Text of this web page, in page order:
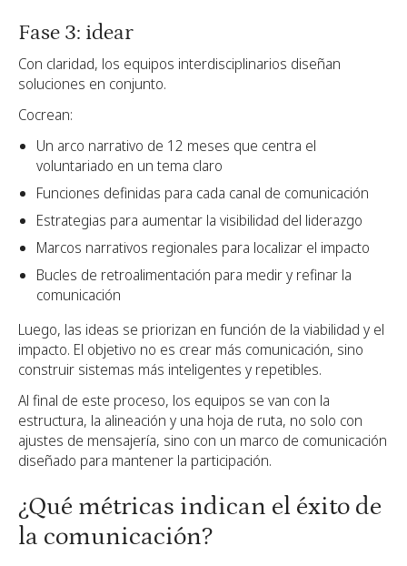
Fase 3: idear
Con claridad, los equipos interdisciplinarios diseñan
soluciones en conjunto.
Cocrean:
Un arco narrativo de 12 meses que centra el
voluntariado en un tema claro
Funciones definidas para cada canal de comunicación
Estrategias para aumentar la visibilidad del liderazgo
Marcos narrativos regionales para localizar el impacto
Bucles de retroalimentación para medir y refinar la
comunicación
Luego, las ideas se priorizan en función de la viabilidad y el
impacto. El objetivo no es crear más comunicación, sino
construir sistemas más inteligentes y repetibles.
Al final de este proceso, los equipos se van con la
estructura, la alineación y una hoja de ruta, no solo con
ajustes de mensajería, sino con un marco de comunicación
diseñado para mantener la participación.
¿Qué métricas indican el éxito de
la comunicación?